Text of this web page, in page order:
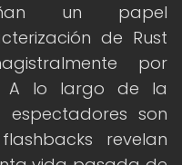
un papel
de Rust
por
A lo largo de la
son
revelan